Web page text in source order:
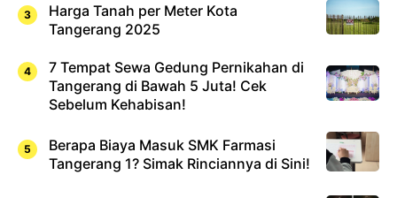
Harga Tanah per Meter Kota
Tangerang 2025
7 Tempat Sewa Gedung Pernikahan di
Tangerang di Bawah 5 Juta! Cek
Sebelum Kehabisan!
Berapa Biaya Masuk SMK Farmasi
Tangerang 1? Simak Rinciannya di Sini!